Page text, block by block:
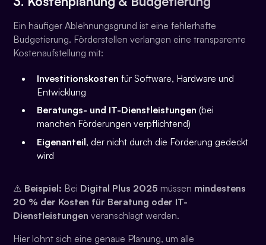
Ein häufiger Ablehnungsgrund ist eine fehlerhafte
Budgetierung. Förderstellen verlangen eine transparente
Kostenaufstellung mit:
Investitionskosten für Software, Hardware und
Entwicklung
Beratungs- und IT-Dienstleistungen (bei
manchen Förderungen verpflichtend)
Eigenanteil, der nicht durch die Förderung gedeckt
wird
⚠️ Beispiel: Bei Digital Plus 2025 müssen mindestens
20 % der Kosten für Beratung oder IT-
Dienstleistungen veranschlagt werden.
Hier lohnt sich eine genaue Planung, um alle